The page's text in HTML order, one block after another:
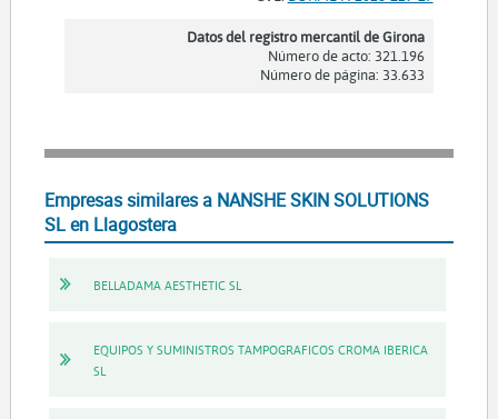
Datos del registro mercantil de Girona
Número de acto: 321.196
Número de página: 33.633
Empresas similares a NANSHE SKIN SOLUTIONS
SL en Llagostera
BELLADAMA AESTHETIC SL
EQUIPOS Y SUMINISTROS TAMPOGRAFICOS CROMA IBERICA
SL